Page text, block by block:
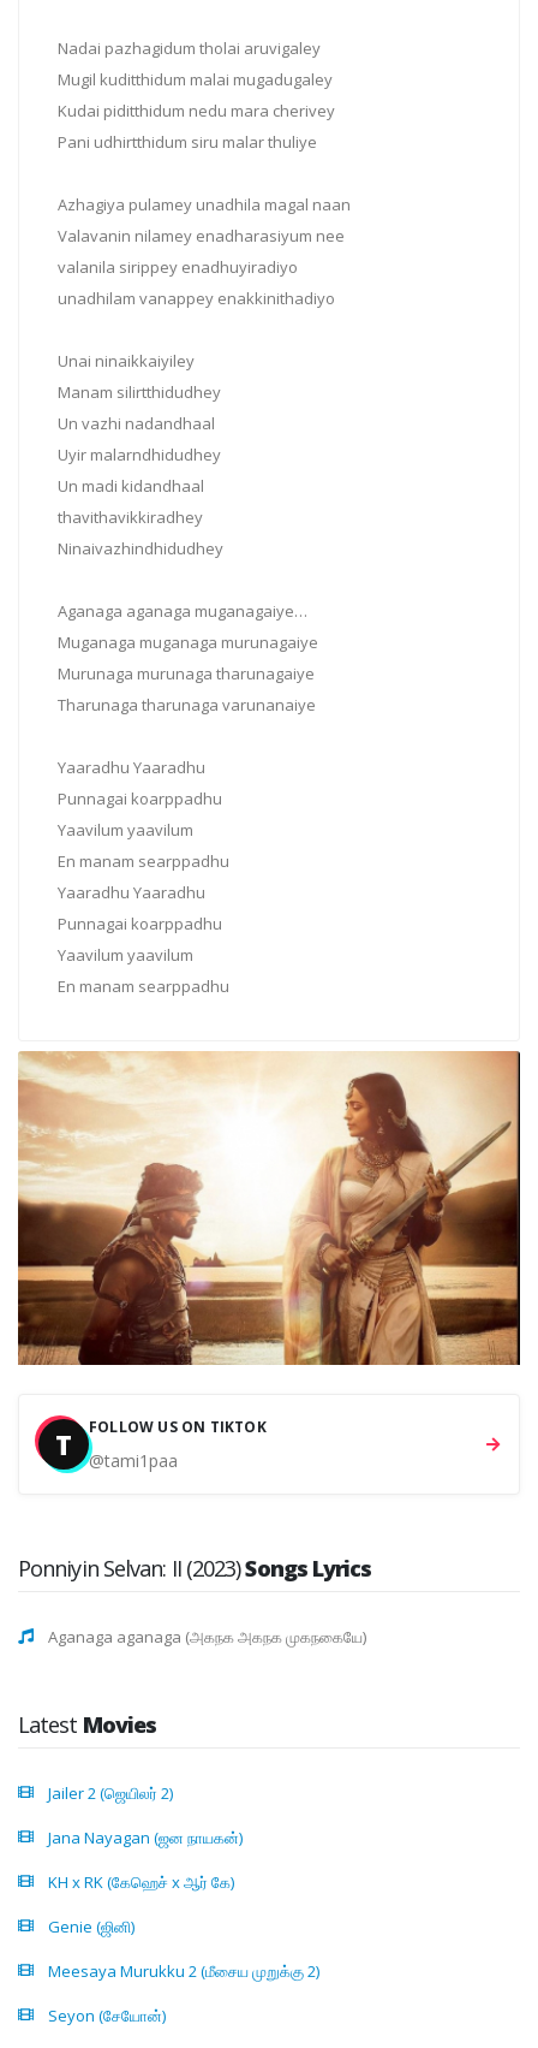
Nadai pazhagidum tholai aruvigaley
Mugil kuditthidum malai mugadugaley
Kudai piditthidum nedu mara cherivey
Pani udhirtthidum siru malar thuliye
Azhagiya pulamey unadhila magal naan
Valavanin nilamey enadharasiyum nee
valanila sirippey enadhuyiradiyo
unadhilam vanappey enakkinithadiyo
Unai ninaikkaiyiley
Manam silirtthidudhey
Un vazhi nadandhaal
Uyir malarndhidudhey
Un madi kidandhaal
thavithavikkiradhey
Ninaivazhindhidudhey
Aganaga aganaga muganagaiye…
Muganaga muganaga murunagaiye
Murunaga murunaga tharunagaiye
Tharunaga tharunaga varunanaiye
Yaaradhu Yaaradhu
Punnagai koarppadhu
Yaavilum yaavilum
En manam searppadhu
Yaaradhu Yaaradhu
Punnagai koarppadhu
Yaavilum yaavilum
En manam searppadhu
T FOLLOW US ON TIKTOK
@tami1paa
Ponniyin Selvan: II (2023)Songs Lyrics
Aganaga aganaga (அகநக அகநக முகநகையே)
Latest Movies
Jailer 2 (ஜெயிலர் 2)
Jana Nayagan (ஜன நாயகன்)
KH x RK (கேஹெச் x ஆர் கே)
Genie (ஜினி)
Meesaya Murukku 2 (மீசைய முறுக்கு 2)
Seyon (சேயோன்)